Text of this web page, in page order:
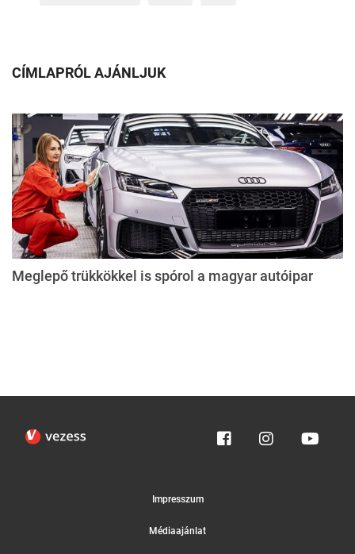
CÍMLAPRÓL AJÁNLJUK
Meglepő trükkökkel is spórol a magyar autóipar
Impresszum
Médiaajánlat